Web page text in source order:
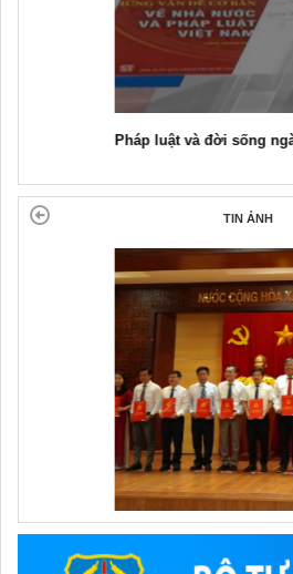
Pháp luật và đời sống ngày 11-11-2025
TIN ẢNH